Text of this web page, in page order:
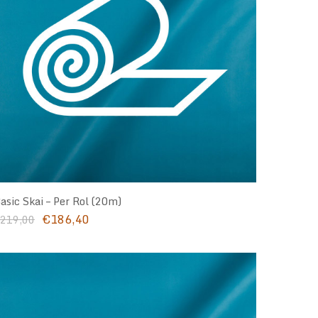
Skai – Per Rol (20m)
219,00 Oorspronkelijke
€186,40